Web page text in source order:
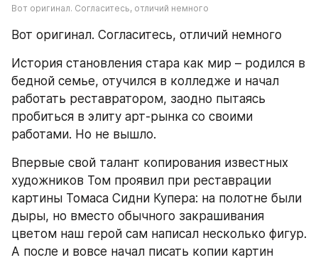
Вот оригинал. Согласитесь, отличий немного
Вот оригинал. Согласитесь, отличий немного
История становления стара как мир – родился в
бедной семье, отучился в колледже и начал
работать реставратором, заодно пытаясь
пробиться в элиту арт-рынка со своими
работами. Но не вышло.
Впервые свой талант копирования известных
художников Том проявил при реставрации
картины Томаса Сидни Купера: на полотне были
дыры, но вместо обычного закрашивания
цветом наш герой сам написал несколько фигур.
А после и вовсе начал писать копии картин